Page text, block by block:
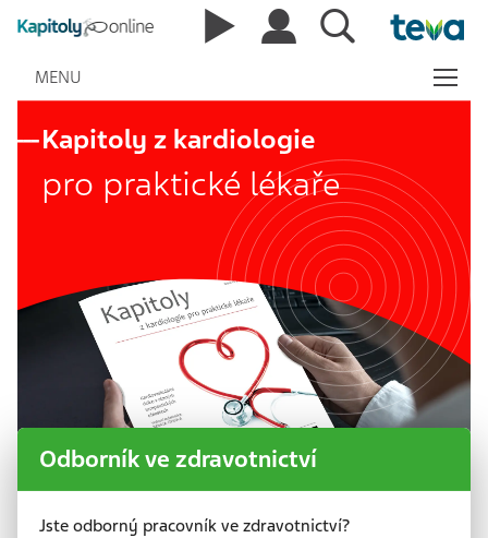
MENU
Kapitoly z kardiologie
pro praktické lékaře
Odborník ve zdravotnictví
Jste odborný pracovník ve zdravotnictví?